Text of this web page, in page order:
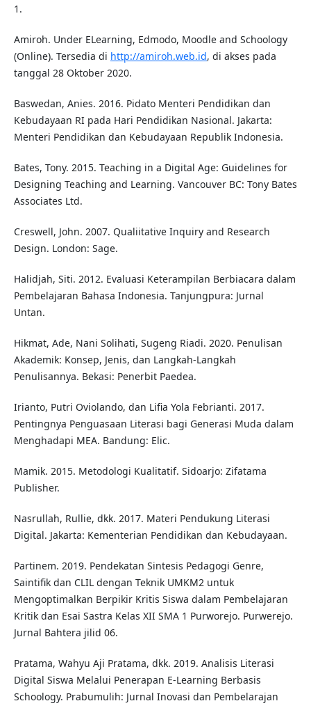
1.
Amiroh. Under ELearning, Edmodo, Moodle and Schoology
(Online). Tersedia di http://amiroh.web.id, di akses pada
tanggal 28 Oktober 2020.
Baswedan, Anies. 2016. Pidato Menteri Pendidikan dan
Kebudayaan RI pada Hari Pendidikan Nasional. Jakarta:
Menteri Pendidikan dan Kebudayaan Republik Indonesia.
Bates, Tony. 2015. Teaching in a Digital Age: Guidelines for
Designing Teaching and Learning. Vancouver BC: Tony Bates
Associates Ltd.
Creswell, John. 2007. Qualiitative Inquiry and Research
Design. London: Sage.
Halidjah, Siti. 2012. Evaluasi Keterampilan Berbiacara dalam
Pembelajaran Bahasa Indonesia. Tanjungpura: Jurnal
Untan.
Hikmat, Ade, Nani Solihati, Sugeng Riadi. 2020. Penulisan
Akademik: Konsep, Jenis, dan Langkah-Langkah
Penulisannya. Bekasi: Penerbit Paedea.
Irianto, Putri Oviolando, dan Lifia Yola Febrianti. 2017.
Pentingnya Penguasaan Literasi bagi Generasi Muda dalam
Menghadapi MEA. Bandung: Elic.
Mamik. 2015. Metodologi Kualitatif. Sidoarjo: Zifatama
Publisher.
Nasrullah, Rullie, dkk. 2017. Materi Pendukung Literasi
Digital. Jakarta: Kementerian Pendidikan dan Kebudayaan.
Partinem. 2019. Pendekatan Sintesis Pedagogi Genre,
Saintifik dan CLIL dengan Teknik UMKM2 untuk
Mengoptimalkan Berpikir Kritis Siswa dalam Pembelajaran
Kritik dan Esai Sastra Kelas XII SMA 1 Purworejo. Purwerejo.
Jurnal Bahtera jilid 06.
Pratama, Wahyu Aji Pratama, dkk. 2019. Analisis Literasi
Digital Siswa Melalui Penerapan E-Learning Berbasis
Schoology. Prabumulih: Jurnal Inovasi dan Pembelarajan